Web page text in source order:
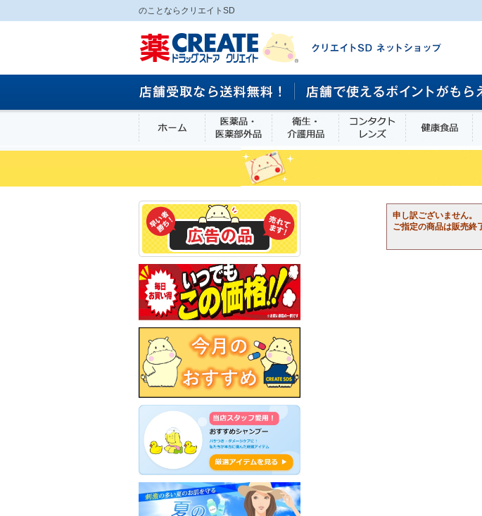
のことならクリエイトSD
ホーム 医薬品・医薬部外品衛生・介護用品 コンタクトレンズ
申し訳ございません。
ご指定の商品は販売終